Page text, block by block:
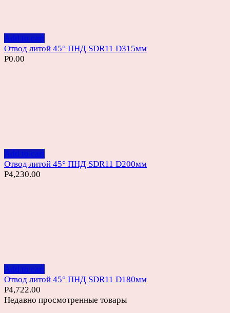
Add to cart
Отвод литой 45° ПНД SDR11 D315мм
Р0.00
Add to cart
Отвод литой 45° ПНД SDR11 D200мм
Р4,230.00
Add to cart
Отвод литой 45° ПНД SDR11 D180мм
Р4,722.00
Недавно просмотренные товары